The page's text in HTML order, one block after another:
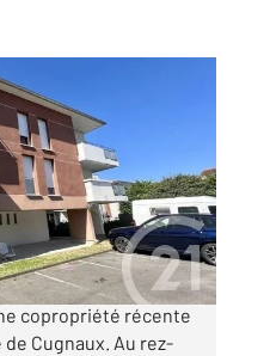
Excellent
copropriété récente
Cugnaux. Au rez-